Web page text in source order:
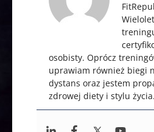
osobisty. Oprócz
uprawiam również biegi
dystans oraz jestem
zdrowej diety i stylu życia.